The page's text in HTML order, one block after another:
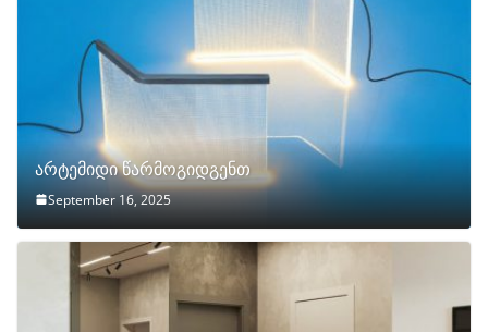
არტემიდი წარმოგიდგენთ
September 16, 2025